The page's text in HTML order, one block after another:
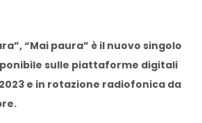
“Mai paura” è il nuovo singolo
sulle piattaforme digitali
e in rotazione radiofonica da